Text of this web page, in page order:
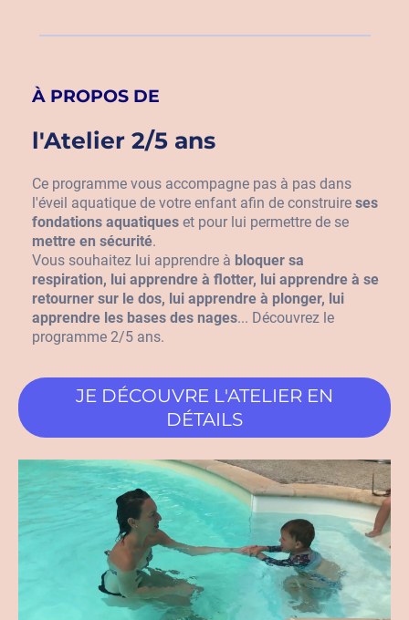
À PROPOS DE
l'Atelier 2/5 ans
Ce programme vous accompagne pas à pas dans
l'éveil aquatique de votre enfant afin de construire ses
fondations aquatiques et pour lui permettre de se
mettre en sécurité.
Vous souhaitez lui apprendre à bloquer sa
respiration, lui apprendre à flotter, lui apprendre à se
retourner sur le dos, lui apprendre à plonger, lui
apprendre les bases des nages... Découvrez le
programme 2/5 ans.
JE DÉCOUVRE L'ATELIER EN
DÉTAILS